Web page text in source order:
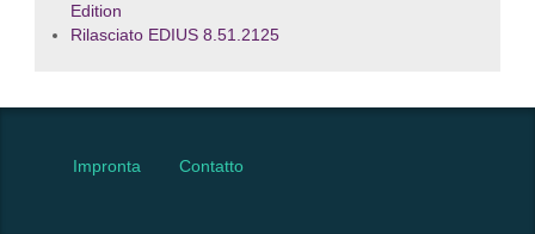
Edition
Rilasciato EDIUS 8.51.2125
Impronta Contatto